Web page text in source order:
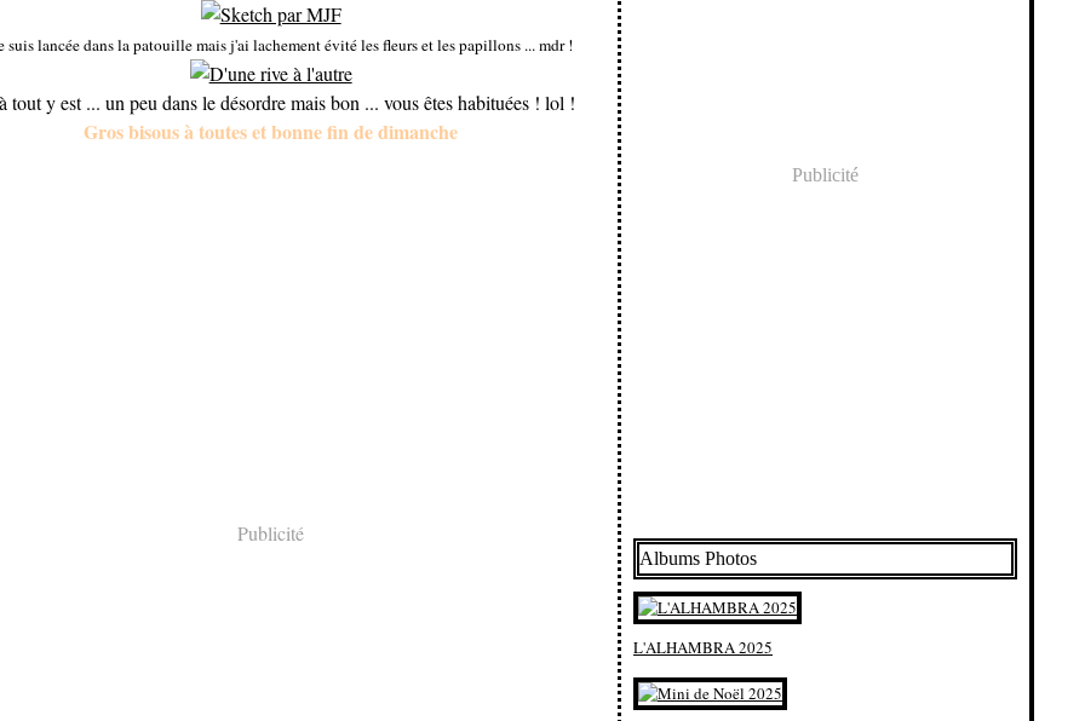
suis lancée dans la patouille mais j'ai lachement évité les fleurs et les papillons ... mdr !
tout y est ... un peu dans le désordre mais bon ... vous êtes habituées ! lol !
Gros bisous à toutes et bonne fin de dimanche
Publicité
Publicité
Albums Photos
L'ALHAMBRA 2025